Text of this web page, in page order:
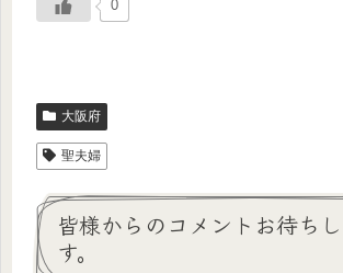
0
大阪府
聖夫婦
皆様からのコメントお待ち
す。